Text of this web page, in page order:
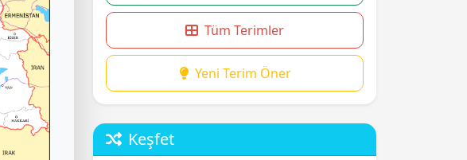
Tüm Terimler
Yeni Terim Öner
Keşfet